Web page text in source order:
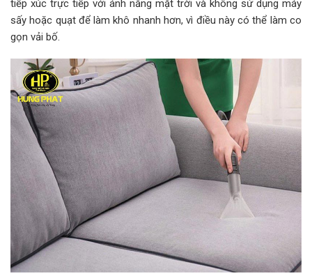
tiếp xúc trực tiếp với ánh nắng mặt trời và không sử dụng máy
sấy hoặc quạt để làm khô nhanh hơn, vì điều này có thể làm co
gọn vải bố.